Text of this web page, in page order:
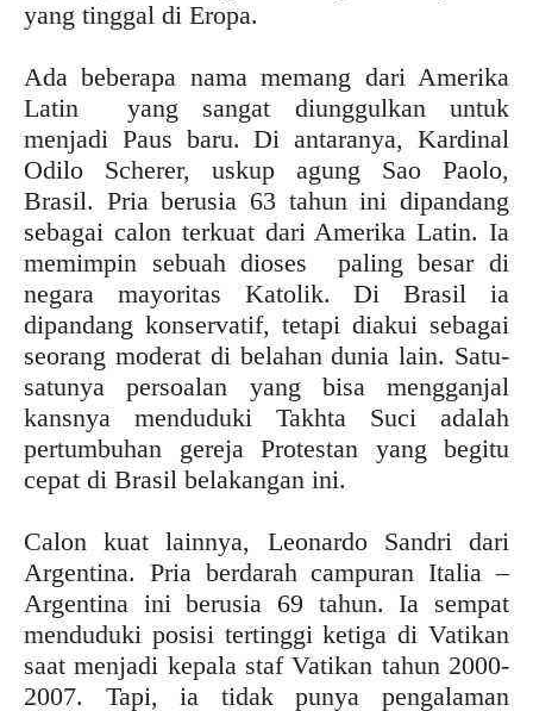
yang tinggal di Eropa.
Ada beberapa nama memang dari Amerika
Latin yang sangat diunggulkan untuk
menjadi Paus baru. Di antaranya, Kardinal
Odilo Scherer, uskup agung Sao Paolo,
Brasil. Pria berusia 63 tahun ini dipandang
sebagai calon terkuat dari Amerika Latin. Ia
memimpin sebuah dioses paling besar di
negara mayoritas Katolik. Di Brasil ia
dipandang konservatif, tetapi diakui sebagai
seorang moderat di belahan dunia lain. Satu-
satunya persoalan yang bisa mengganjal
kansnya menduduki Takhta Suci adalah
pertumbuhan gereja Protestan yang begitu
cepat di Brasil belakangan ini.
Calon kuat lainnya, Leonardo Sandri dari
Argentina. Pria berdarah campuran Italia –
Argentina ini berusia 69 tahun. Ia sempat
menduduki posisi tertinggi ketiga di Vatikan
saat menjadi kepala staf Vatikan tahun 2000-
2007. Tapi, ia tidak punya pengalaman